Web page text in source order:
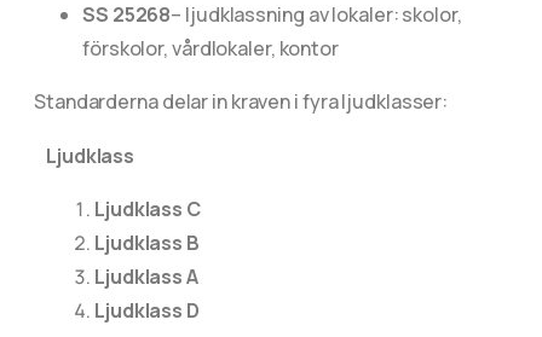
SS 25268– ljudklassning av lokaler: skolor,
förskolor, vårdlokaler, kontor
Standarderna delar in kraven i fyra ljudklasser:
Ljudklass
Ljudklass C
Ljudklass B
Ljudklass A
Ljudklass D